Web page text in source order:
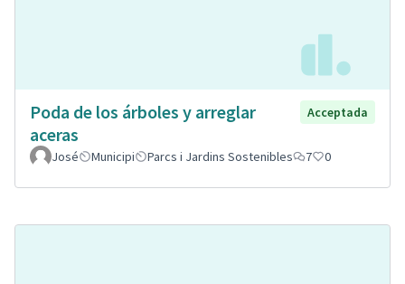
Poda de los árboles y arreglar
aceras
Acceptada
José Municipi Parcs i Jardins Sostenibles 7 0